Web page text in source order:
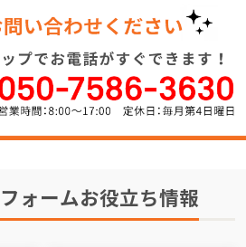
ォームお役立ち情報